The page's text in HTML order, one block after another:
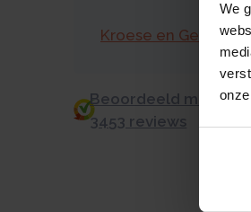
We
Kroese en Geraerts
Beoordeeld met een
3453 reviews